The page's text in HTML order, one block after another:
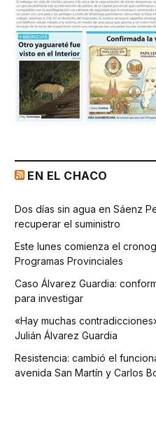
EN EL CHACO
Dos días sin agua en Sáenz
recuperar el suministro
Este lunes comienza el
Programas Provinciales
Caso Álvarez Guardia:
para investigar
«Hay muchas
Julián Álvarez Guardia
Resistencia: cambió el
avenida San Martín y Carlos